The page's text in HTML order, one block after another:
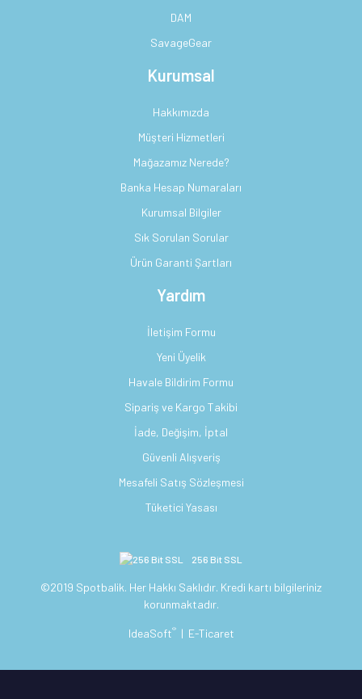
DAM
SavageGear
Kurumsal
Hakkımızda
Müşteri Hizmetleri
Mağazamız Nerede?
Banka Hesap Numaraları
Kurumsal Bilgiler
Sık Sorulan Sorular
Ürün Garanti Şartları
Yardım
İletişim Formu
Yeni Üyelik
Havale Bildirim Formu
Sipariş ve Kargo Takibi
İade, Değişim, İptal
Güvenli Alışveriş
Mesafeli Satış Sözleşmesi
Tüketici Yasası
256 Bit SSL
©2019 Spotbalik. Her Hakkı Saklıdır. Kredi kartı bilgileriniz
korunmaktadır.
IdeaSoft® | E-Ticaret